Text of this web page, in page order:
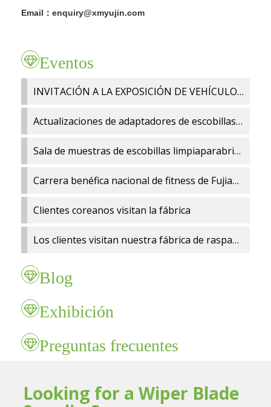
Email：enquiry@xmyujin.com
Eventos
INVITACIÓN A LA EXPOSICIÓN DE VEHÍCULOS DE REPUESTO AUTOMOTRIZ DE ZHENGZHOU 2024
Actualizaciones de adaptadores de escobillas limpiaparabrisas
Sala de muestras de escobillas limpiaparabrisas
Carrera benéfica nacional de fitness de Fujian 2024
Clientes coreanos visitan la fábrica
Los clientes visitan nuestra fábrica de raspadores.
Blog
Exhibición
Preguntas frecuentes
Looking for a Wiper Blade